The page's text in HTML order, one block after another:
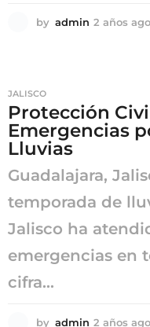
by admin 2 años ago
JALISCO
Protección
Emergencias
Lluvias
Guadalajara,
temporada de
Jalisco ha
emergencias en
cifra...
by admin 2 años ago